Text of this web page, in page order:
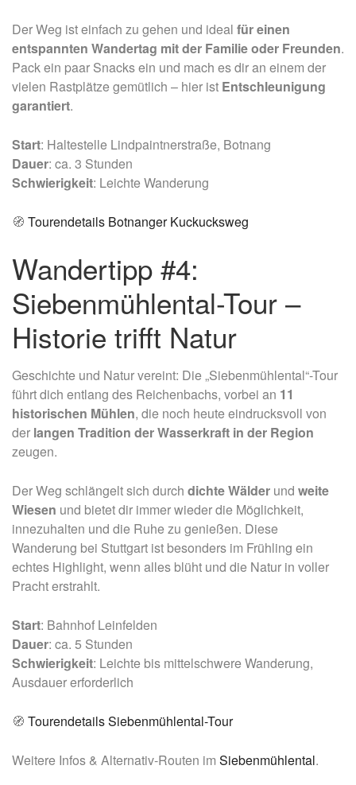
Der Weg ist einfach zu gehen und ideal für einen
entspannten Wandertag mit der Familie oder Freunden.
Pack ein paar Snacks ein und mach es dir an einem der
vielen Rastplätze gemütlich – hier ist Entschleunigung
garantiert.
Start: Haltestelle Lindpaintnerstraße, Botnang
Dauer: ca. 3 Stunden
Schwierigkeit: Leichte Wanderung
🧭 Tourendetails Botnanger Kuckucksweg
Wandertipp #4:
Siebenmühlental-Tour –
Historie trifft Natur
Geschichte und Natur vereint: Die „Siebenmühlental“-Tour
führt dich entlang des Reichenbachs, vorbei an 11
historischen Mühlen, die noch heute eindrucksvoll von
der langen Tradition der Wasserkraft in der Region
zeugen.
Der Weg schlängelt sich durch dichte Wälder und weite
Wiesen und bietet dir immer wieder die Möglichkeit,
innezuhalten und die Ruhe zu genießen. Diese
Wanderung bei Stuttgart ist besonders im Frühling ein
echtes Highlight, wenn alles blüht und die Natur in voller
Pracht erstrahlt.
Start: Bahnhof Leinfelden
Dauer: ca. 5 Stunden
Schwierigkeit: Leichte bis mittelschwere Wanderung,
Ausdauer erforderlich
🧭 Tourendetails Siebenmühlental-Tour
Weitere Infos & Alternativ-Routen im Siebenmühlental.